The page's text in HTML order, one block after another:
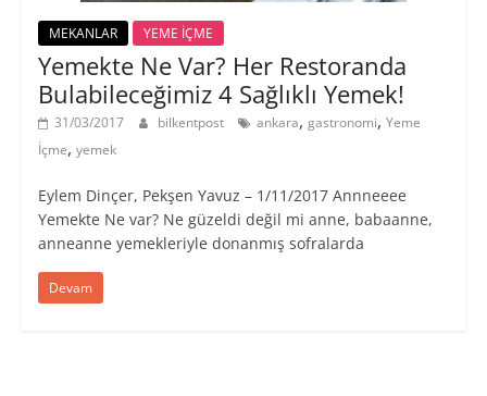
MEKANLAR YEME İÇME
Yemekte Ne Var? Her Restoranda
Bulabileceğimiz 4 Sağlıklı Yemek!
31/03/2017 bilkentpost ankara, gastronomi, Yeme
İçme, yemek
Eylem Dinçer, Pekşen Yavuz – 1/11/2017 Annneeee
Yemekte Ne var? Ne güzeldi değil mi anne, babaanne,
anneanne yemekleriyle donanmış sofralarda
Devam